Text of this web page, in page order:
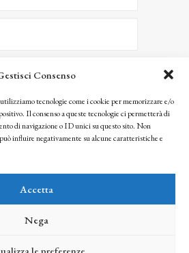
Consenso
tecnologie come i cookie per memorizzare e/o
Il consenso a queste tecnologie ci permetterà di
di navigazione o ID unici su questo sito. Non
influire negativamente su alcune caratteristiche e
Accetta
Nega
le preferenze
ISCRIVITI
che le tue informazioni saranno trattate
reserved
dei diritti e dell’Istituto Matteucci